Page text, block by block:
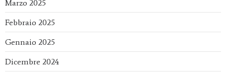
Marzo 2025
Febbraio 2025
Gennaio 2025
Dicembre 2024